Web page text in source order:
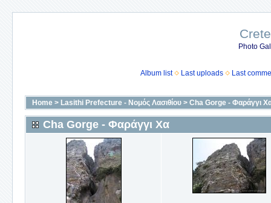
Photo
Album list Last uploads Last
Home > Lasithi Prefecture - Νομός Λασιθίου > Cha Gorge - Φαράγγι
Cha Gorge - Φαράγγι Χα